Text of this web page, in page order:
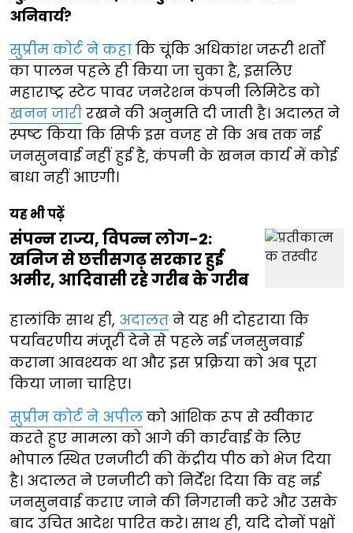
अनिवार्य?
सुप्रीम कोर्ट ने कहा कि चूंकि अधिकांश जरूरी शर्तों
का पालन पहले ही किया जा चुका है, इसलिए
महाराष्ट्र स्टेट पावर जनरेशन कंपनी लिमिटेड को
खनन जारी रखने की अनुमति दी जाती है। अदालत ने
स्पष्ट किया कि सिर्फ इस वजह से कि अब तक नई
जनसुनवाई नहीं हुई है, कंपनी के खनन कार्य में कोई
बाधा नहीं आएगी।
यह भी पढ़ें
संपन्न राज्य, विपन्न लोग-2:
खनिज से छत्तीसगढ़ सरकार हुई
अमीर, आदिवासी रहे गरीब के गरीब
हालांकि साथ ही, अदालत ने यह भी दोहराया कि
पर्यावरणीय मंजूरी देने से पहले नई जनसुनवाई
कराना आवश्यक था और इस प्रक्रिया को अब पूरा
किया जाना चाहिए।
सुप्रीम कोर्ट ने अपील को आंशिक रूप से स्वीकार
करते हुए मामला को आगे की कार्रवाई के लिए
भोपाल स्थित एनजीटी की केंद्रीय पीठ को भेज दिया
है। अदालत ने एनजीटी को निर्देश दिया कि वह नई
जनसुनवाई कराए जाने की निगरानी करे और उसके
बाद उचित आदेश पारित करे। साथ ही, यदि दोनों पक्षों